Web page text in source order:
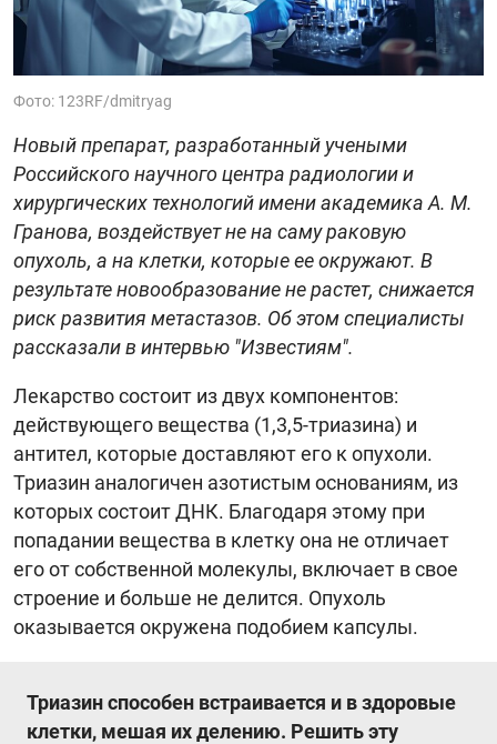
Фото: 123RF/dmitryag
Новый препарат, разработанный учеными
Российского научного центра радиологии и
хирургических технологий имени академика A. M.
Гранова, воздействует не на саму раковую
опухоль, а на клетки, которые ее окружают. В
результате новообразование не растет, снижается
риск развития метастазов. Об этом специалисты
рассказали в интервью "Известиям".
Лекарство состоит из двух компонентов:
действующего вещества (1,3,5-триазина) и
антител, которые доставляют его к опухоли.
Триазин аналогичен азотистым основаниям, из
которых состоит ДНК. Благодаря этому при
попадании вещества в клетку она не отличает
его от собственной молекулы, включает в свое
строение и больше не делится. Опухоль
оказывается окружена подобием капсулы.
Триазин способен встраивается и в здоровые
клетки, мешая их делению. Решить эту